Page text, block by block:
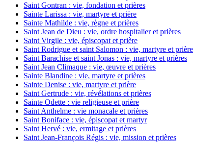
Saint Gontran : vie, fondation et prières
Sainte Larissa : vie, martyre et prière
Sainte Mathilde : vie, règne et prières
Saint Jean de Dieu : vie, ordre hospitalier et prières
Saint Virgile : vie, épiscopat et prière
Saint Rodrigue et saint Salomon : vie, martyre et prière
Saint Barachise et saint Jonas : vie, martyre et prières
Saint Jean Climaque : vie, œuvre et prières
Sainte Blandine : vie, martyre et prières
Sainte Denise : vie, martyre et prière
Saint Gertrude : vie, révélations et prières
Sainte Odette : vie religieuse et prière
Saint Anthelme : vie monacale et prières
Saint Boniface : vie, épiscopat et martyr
Saint Hervé : vie, ermitage et prières
Saint Jean-François Régis : vie, mission et prières